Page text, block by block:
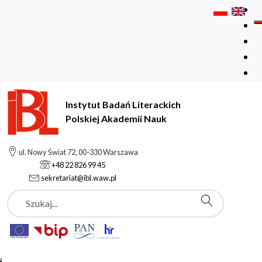
Instytut Badań Literackich
Polskiej Akademii Nauk
ul. Nowy Świat 72, 00-330 Warszawa
+48 22 826 99 45
sekretariat@ibl.waw.pl
Szukaj
Instytut Badań Literackich Polskiej Akademii Nauk
Kiriłł Wasiljewicz Czistow
Podstrony